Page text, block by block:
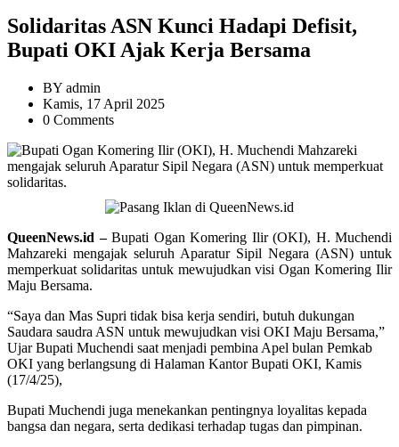
Solidaritas ASN Kunci Hadapi Defisit,
Bupati OKI Ajak Kerja Bersama
BY admin
Kamis, 17 April 2025
0 Comments
QueenNews.id –Bupati Ogan Komering Ilir (OKI), H. Muchendi
Mahzareki mengajak seluruh Aparatur Sipil Negara (ASN) untuk
memperkuat solidaritas untuk mewujudkan visi Ogan Komering Ilir
Maju Bersama.
“Saya dan Mas Supri tidak bisa kerja sendiri, butuh dukungan
Saudara saudra ASN untuk mewujudkan visi OKI Maju Bersama,”
Ujar Bupati Muchendi saat menjadi pembina Apel bulan Pemkab
OKI yang berlangsung di Halaman Kantor Bupati OKI, Kamis
(17/4/25),
Bupati Muchendi juga menekankan pentingnya loyalitas kepada
bangsa dan negara, serta dedikasi terhadap tugas dan pimpinan.